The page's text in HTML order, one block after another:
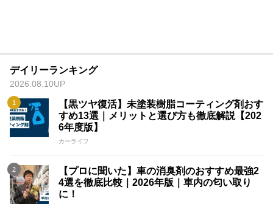
デイリーランキング
2026.08.10UP
【黒ツヤ復活】未塗装樹脂コーティング剤おす
すめ13選｜メリットと選び方も徹底解説【202
6年度版】
カーライフ
【プロに聞いた】車の消臭剤のおすすめ最強2
4選を徹底比較｜2026年版｜車内の匂い取り
に！